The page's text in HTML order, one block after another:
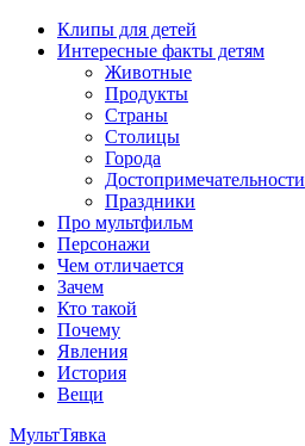
Перейти
содержимому
Клипы для детей
Интересные факты детям
Животные
Продукты
Страны
Столицы
Города
Достопримечательности
Праздники
Про мультфильм
Персонажи
Чем отличается
Зачем
Кто такой
Почему
Явления
История
Вещи
МультТявка